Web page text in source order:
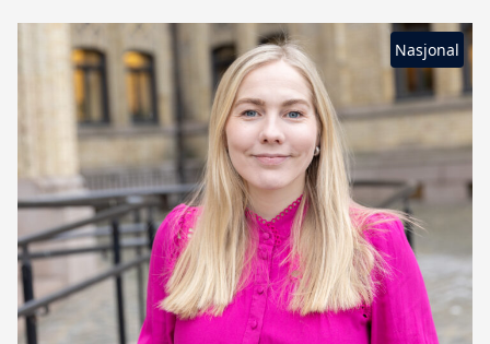
Nasjonal